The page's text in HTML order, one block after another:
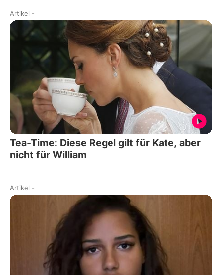
Artikel -
Tea-Time: Diese Regel gilt für Kate, aber
nicht für William
Artikel -